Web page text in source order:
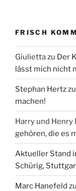
FRISCH
Giuliettazu Der
lässt mich nicht
Stephan Hertzzu
machen!
Harry und Henry
gehören, die es
Aktueller Stand
Schürig,
Marc Hanefeld zu